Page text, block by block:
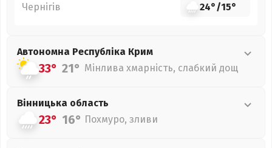
Чернігів 24°/15°
Автономна Республіка Крим
33° 21° Мінлива хмарність, слабкий дощ
Вінницька область
23° 16° Похмуро, зливи